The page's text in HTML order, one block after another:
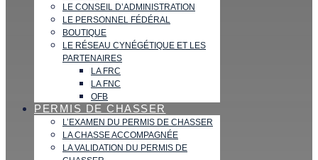
LE CONSEIL D’ADMINISTRATION
LE PERSONNEL FÉDÉRAL
BOUTIQUE
LE RÉSEAU CYNÉGÉTIQUE ET LES
PARTENAIRES
LA FRC
LA FNC
OFB
PERMIS DE CHASSER
L’EXAMEN DU PERMIS DE CHASSER
LA CHASSE ACCOMPAGNÉE
LA VALIDATION DU PERMIS DE